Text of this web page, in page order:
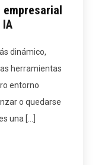
empresarial
dinámico,
herramientas
entorno
o quedarse
una […]